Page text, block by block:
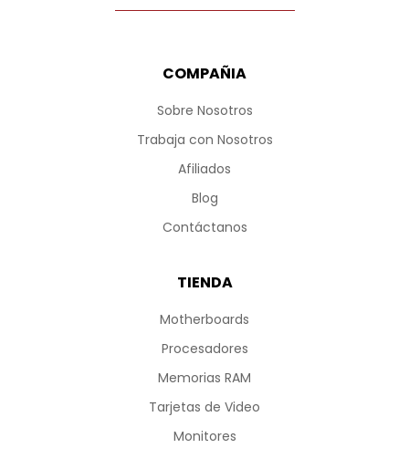
COMPAÑIA
Sobre Nosotros
Trabaja con Nosotros
Afiliados
Blog
Contáctanos
TIENDA
Motherboards
Procesadores
Memorias RAM
Tarjetas de Video
Monitores